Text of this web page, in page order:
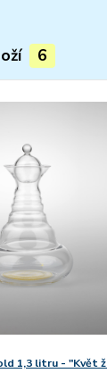
6
1,3 litru - "Květ